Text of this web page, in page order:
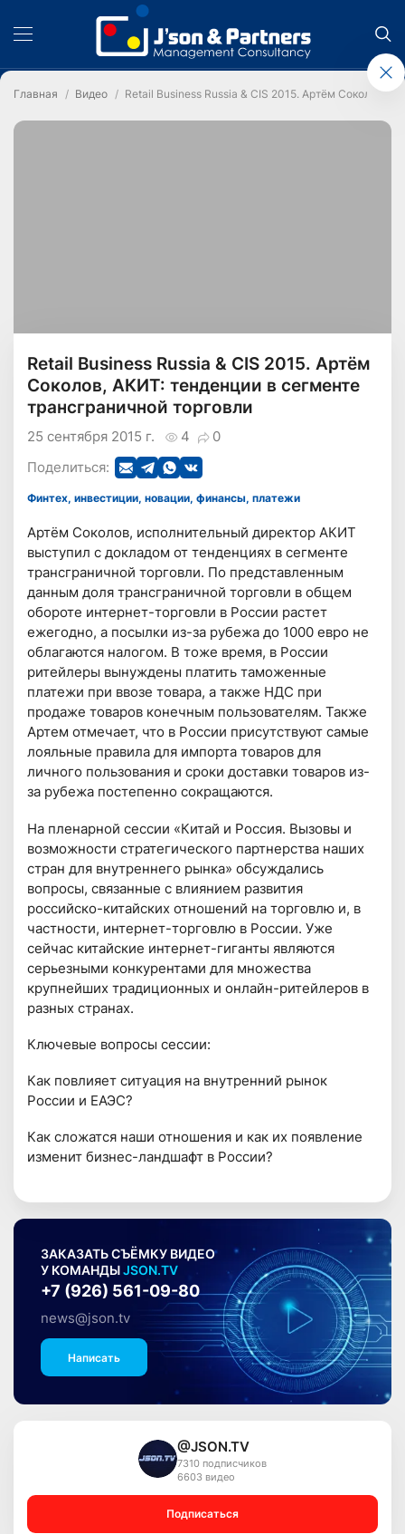
Главная Видео Retail Business Russia & CIS 2015. Артём Соколов,
Retail Business Russia & CIS 2015. Артём
Соколов, АКИТ: тенденции в сегменте
трансграничной торговли
4 0
25 сентября 2015 г.
Поделиться:
Финтех, инвестиции, новации, финансы, платежи
Артём Соколов, исполнительный директор АКИТ
выступил с докладом от тенденциях в сегменте
трансграничной торговли. По представленным
данным доля трансграничной торговли в общем
обороте интернет-торговли в России растет
ежегодно, а посылки из-за рубежа до 1000 евро не
облагаются налогом. В тоже время, в России
ритейлеры вынуждены платить таможенные
платежи при ввозе товара, а также НДС при
продаже товаров конечным пользователям. Также
Артем отмечает, что в России присутствуют самые
лояльные правила для импорта товаров для
личного пользования и сроки доставки товаров из-
за рубежа постепенно сокращаются.
На пленарной сессии «Китай и Россия. Вызовы и
возможности стратегического партнерства наших
стран для внутреннего рынка» обсуждались
вопросы, связанные с влиянием развития
российско-китайских отношений на торговлю и, в
частности, интернет-торговлю в России. Уже
сейчас китайские интернет-гиганты являются
серьезными конкурентами для множества
крупнейших традиционных и онлайн-ритейлеров в
разных странах.
Ключевые вопросы сессии:
Как повлияет ситуация на внутренний рынок
России и ЕАЭС?
Как сложатся наши отношения и как их появление
изменит бизнес-ландшафт в России?
ЗАКАЗАТЬ СЪЁМКУ ВИДЕО
У КОМАНДЫJSON.TV
+7 (926) 561-09-80
news@json.tv
Написать
@JSON.TV
7310 подписчиков
6603 видео
Подписаться